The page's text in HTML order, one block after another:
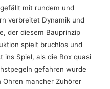
mit rundem und
verbreitet Dynamik und
der diesem Bauprinzip
spielt bruchlos und
ins Spiel, als die Box quasi
gefahren wurde
Ohren mancher Zuhörer